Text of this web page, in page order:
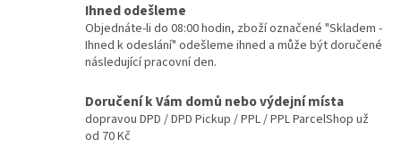
Ihned odešleme
Objednáte-li do 08:00 hodin, zboží označené "Skladem -
Ihned k odeslání" odešleme ihned a může být doručené
následující pracovní den.
Doručení k Vám domů nebo výdejní místa
dopravou DPD / DPD Pickup / PPL / PPL ParcelShop už
od 70 Kč